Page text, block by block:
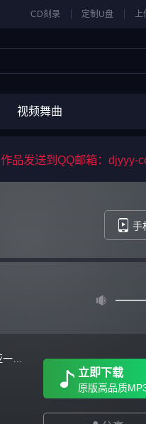
CD刻录 定制U盘 上
视频舞曲
作品发送到QQ邮箱：djyyy-
手
致幻天堂 第一期 马来西亚一号-Dj寂笙 FunkyHouse 2026
立即下载
原版高品质